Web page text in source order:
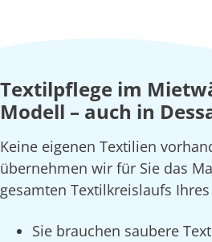
Textilpflege im
Modell – auch in
Keine eigenen Textilien
übernehmen wir für Sie das
gesamten Textilkreislaufs
Sie brauchen saubere